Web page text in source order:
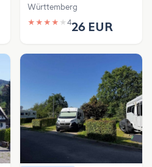
Württemberg
★ ★ ★ ★ ★ 426 EUR